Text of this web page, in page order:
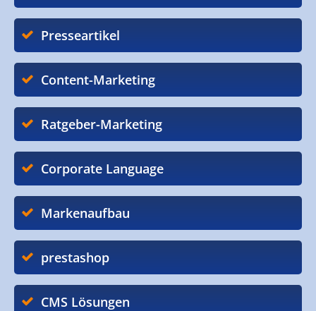
Presseartikel
Content-Marketing
Ratgeber-Marketing
Corporate Language
Markenaufbau
prestashop
CMS Lösungen